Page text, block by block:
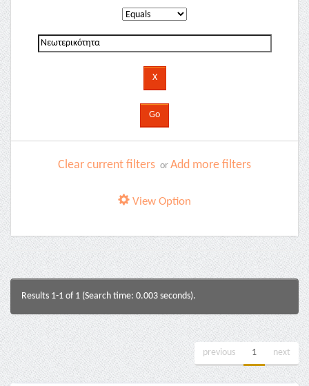
Clear current filters or Add more filters
View Option
Results 1-1 of 1 (Search time: 0.003 seconds).
previous 1 next